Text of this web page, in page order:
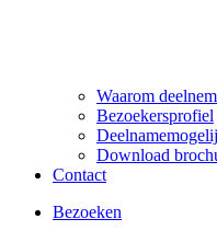
Waarom
Bezoekersprofiel
Download
Contact
Bezoeken